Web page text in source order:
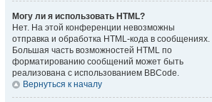
Могу ли я использовать HTML?
Нет. На этой конференции невозможны
отправка и обработка HTML-кода в сообщениях.
Большая часть возможностей HTML по
форматированию сообщений может быть
реализована с использованием BBCode.
Вернуться к началу